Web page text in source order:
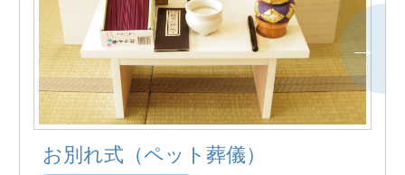
お別れ式（ペット葬儀）